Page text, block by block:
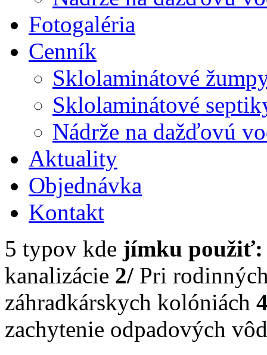
Fotogaléria
Cenník
Sklolaminátové
Sklolaminátové
Nádrže na dažďovú
Aktuality
Objednávka
Kontakt
5 typov kde jímku použiť:
kanalizácie 2/ Pri
záhradkárskych kolóniách
zachytenie odpadových vôd